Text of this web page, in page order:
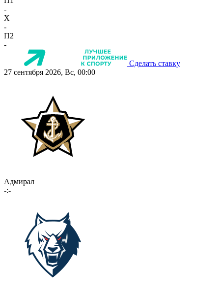
-
X
-
П2
-
Сделать ставку
27 сентября 2026, Вс, 00:00
Адмирал
-:-